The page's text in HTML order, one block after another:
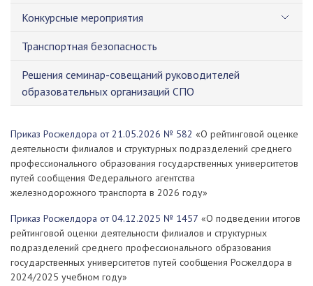
Конкурсные мероприятия
Транспортная безопасность
Решения семинар-совещаний руководителей
образовательных организаций СПО
Приказ Росжелдора от 21.05.2026 № 582 «О рейтинговой оценке
деятельности филиалов и структурных подразделений среднего
профессионального образования государственных университетов
путей сообщения Федерального агентства
железнодорожного транспорта в 2026 году»
Приказ Росжелдора от 04.12.2025 № 1457 «О подведении итогов
рейтинговой оценки деятельности филиалов и структурных
подразделений среднего профессионального образования
государственных университетов путей сообщения Росжелдора в
2024/2025 учебном году»